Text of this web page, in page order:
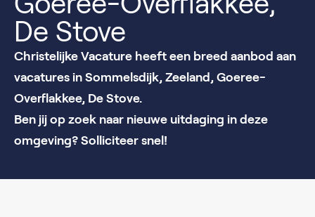
De Stove
Christelijke Vacature heeft een breed aanbod aan
vacatures in Sommelsdijk, Zeeland, Goeree-
Overflakkee, De Stove.
Ben jij op zoek naar nieuwe uitdaging in deze
omgeving? Solliciteer snel!